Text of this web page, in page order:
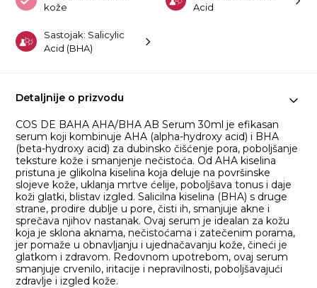
kože
Acid
Sastojak: Salicylic
Acid (BHA)
Detaljnije o prizvodu
COS DE BAHA AHA/BHA AB Serum 30ml je efikasan
serum koji kombinuje AHA (alpha-hydroxy acid) i BHA
(beta-hydroxy acid) za dubinsko čišćenje pora, poboljšanje
teksture kože i smanjenje nečistoća. Od AHA kiselina
pristuna je glikolna kiselina koja deluje na površinske
slojeve kože, uklanja mrtve ćelije, poboljšava tonus i daje
koži glatki, blistav izgled. Salicilna kiselina (BHA) s druge
strane, prodire dublje u pore, čisti ih, smanjuje akne i
sprečava njihov nastanak. Ovaj serum je idealan za kožu
koja je sklona aknama, nečistoćama i zatečenim porama,
jer pomaže u obnavljanju i ujednačavanju kože, čineći je
glatkom i zdravom. Redovnom upotrebom, ovaj serum
smanjuje crvenilo, iritacije i nepravilnosti, poboljšavajući
zdravlje i izgled kože.